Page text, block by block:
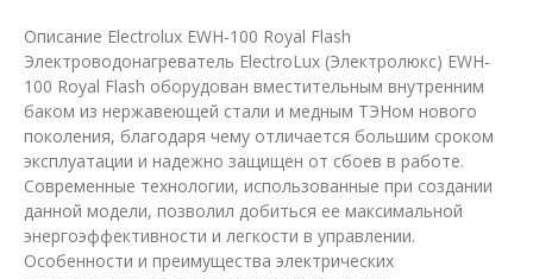
Описание Electrolux EWH-100 Royal Flash
Электроводонагреватель ElectroLux (Электролюкс) EWH-
100 Royal Flash оборудован вместительным внутренним
баком из нержавеющей стали и медным ТЭНом нового
поколения, благодаря чему отличается большим сроком
эксплуатации и надежно защищен от сбоев в работе.
Современные технологии, использованные при создании
данной модели, позволил добиться ее максимальной
энергоэффективности и легкости в управлении.
Особенности и преимущества электрических